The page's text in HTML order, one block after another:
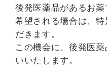
後発医薬品があるお
希望される場合は、
だきます。
この機会に、後発医
いいたします。